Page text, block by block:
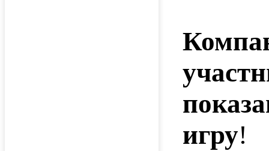
игру!